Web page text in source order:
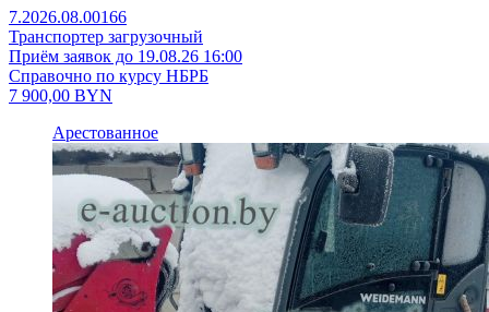
7.2026.08.00166
Транспортер загрузочный
Приём заявок до 19.08.26 16:00
Справочно по курсу НБРБ
7 900,00 BYN
Арестованное